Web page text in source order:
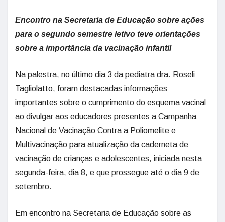
Encontro na Secretaria de Educação sobre ações
para o segundo semestre letivo teve orientações
sobre a importância da vacinação infantil
Na palestra, no último dia 3 da pediatra dra. Roseli
Tagliolatto, foram destacadas informações
importantes sobre o cumprimento do esquema vacinal
ao divulgar aos educadores presentes a Campanha
Nacional de Vacinação Contra a Poliomelite e
Multivacinação para atualização da caderneta de
vacinação de crianças e adolescentes, iniciada nesta
segunda-feira, dia 8, e que prossegue até o dia 9 de
setembro.
Em encontro na Secretaria de Educação sobre as